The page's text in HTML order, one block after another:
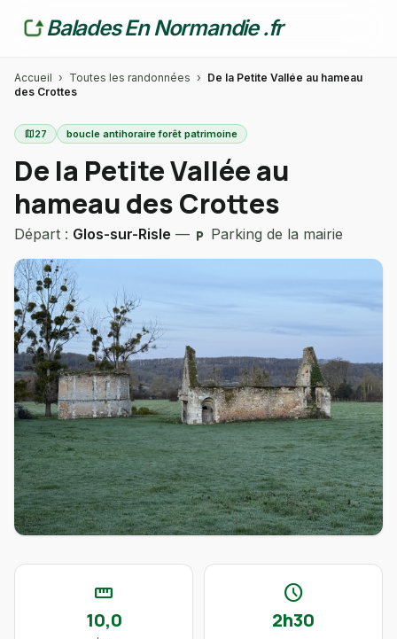
Balades En Normandie .fr
Accueil › Toutes les randonnées › De la Petite Vallée au hameau
des Crottes
map27 boucle antihoraire forêt patrimoine
De la Petite Vallée au
hameau des Crottes
Départ : Glos-sur-Risle — local_parking Parking de la mairie
straighten
10,0
schedule
2h30